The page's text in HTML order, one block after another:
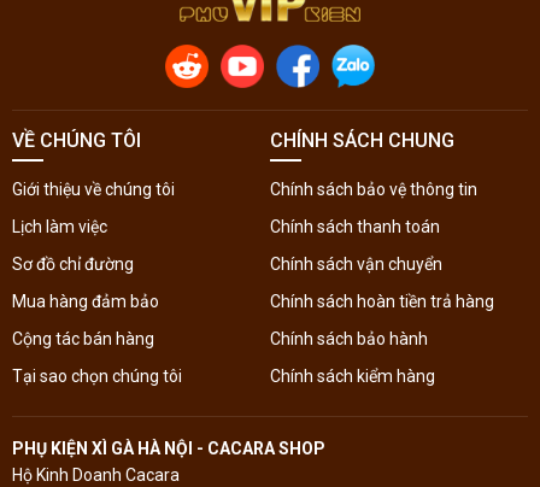
VỀ CHÚNG TÔI
Giới thiệu về chúng tôi
Lịch làm việc
Sơ đồ chỉ đường
Mua hàng đảm bảo
Cộng tác bán hàng
Tại sao chọn chúng tôi
CHÍNH SÁCH CHUNG
Chính sách bảo vệ thông tin
Chính sách thanh toán
Chính sách vận chuyển
Chính sách hoàn tiền trả hàng
Chính sách bảo hành
Chính sách kiểm hàng
PHỤ KIỆN XÌ GÀ HÀ NỘI - CACARA SHOP
Hộ Kinh Doanh Cacara